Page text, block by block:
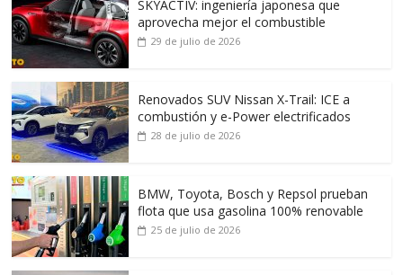
SKYACTIV: ingeniería japonesa que
aprovecha mejor el combustible
29 de julio de 2026
Renovados SUV Nissan X-Trail: ICE a
combustión y e-Power electrificados
28 de julio de 2026
BMW, Toyota, Bosch y Repsol prueban
flota que usa gasolina 100% renovable
25 de julio de 2026